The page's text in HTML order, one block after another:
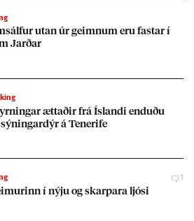
ut­an úr geimn­um eru fast­ar í
Jarð­ar
ætt­að­ir frá Ís­landi end­uðu
á Teneri­fe
1
í nýju og skarp­ara ljósi